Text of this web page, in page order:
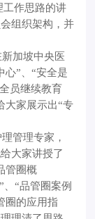
工作思路的讲
组织架构，并
加坡中央医
心”、“安全是
员继续教育
大家展示出“专
管理专家，
大家讲授了
管圈概
、“品管圈案例
圈的应用指